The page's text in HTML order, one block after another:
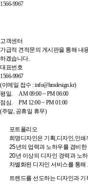
1566-9967
고객센터
가급적 견적문의 게시판을 통해 내
하겠습니다.
대표번호
1566-9967
(이메일 접수 : info@hmdesign.kr)
평일.
AM 09:00 ~ PM 06:00
점심.
PM 12:00 ~ PM 01:00
(주말, 공휴일 휴무)
포트폴리오
희명디자인은 기획,디자인,인
25년의 업력과 노하우를 겸비
20년 이상의 디자인 경력과 노
차별화된 디자인 서비스를 통
트렌드를 선도하는 디자인과 기